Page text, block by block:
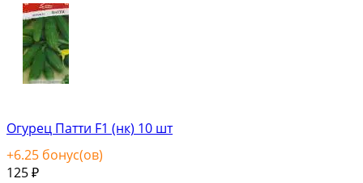
Огурец Патти F1 (нк) 10 шт
+6.25 бонус(ов)
125 ₽